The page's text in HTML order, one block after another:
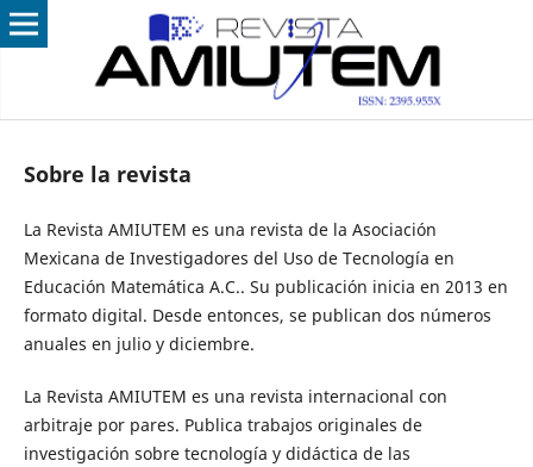
Sobre la revista
La Revista AMIUTEM es una revista de la Asociación
Mexicana de Investigadores del Uso de Tecnología en
Educación Matemática A.C.. Su publicación inicia en 2013 en
formato digital. Desde entonces, se publican dos números
anuales en julio y diciembre.
La Revista AMIUTEM es una revista internacional con
arbitraje por pares. Publica trabajos originales de
investigación sobre tecnología y didáctica de las